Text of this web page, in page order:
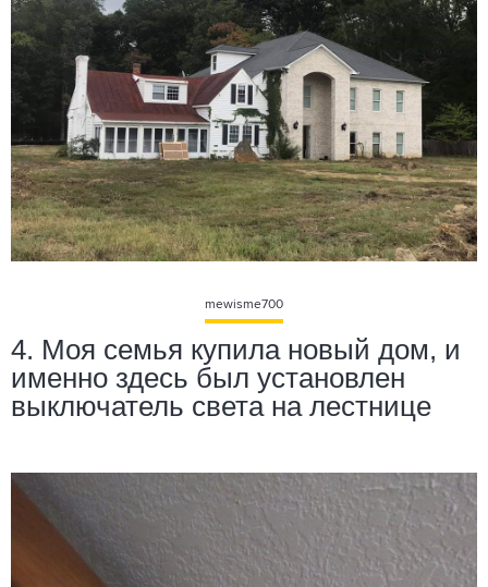
mewisme700
4. Моя семья купила новый дом, и
именно здесь был установлен
выключатель света на лестнице